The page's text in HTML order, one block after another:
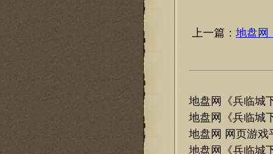
上一篇： 地盘网
地盘网《兵临城
地盘网《兵临城
地盘网 网页游戏
地盘网《兵临城